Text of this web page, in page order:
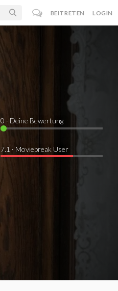
BEITRETEN LOGIN
0 · Deine Bewertung
7.1 · Moviebreak User